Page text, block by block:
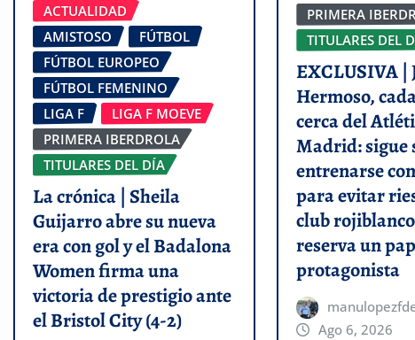
ACTUALIDAD
AMISTOSO
FÚTBOL
FÚTBOL EUROPEO
FÚTBOL FEMENINO
LIGA F
LIGA F MOEVE
PRIMERA IBERDROLA
TITULARES DEL DÍA
La crónica | Sheila
Guijarro abre su nueva
era con gol y el Badalona
Women firma una
victoria de prestigio ante
el Bristol City (4-2)
PRIMERA
TITULARES DEL
EXCLUSIVA |
Hermoso,
cerca del
Madrid: sigue
entrenarse
para evitar
club
reserva un
protagonista
Ago 6, 2026